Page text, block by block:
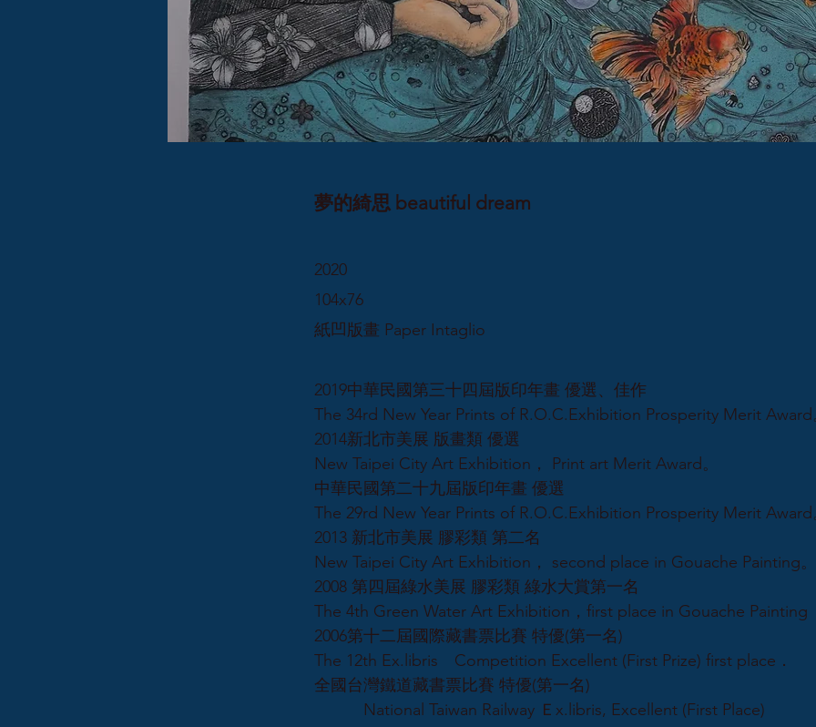
夢的綺思 beautiful dream
2020
104x76
紙凹版畫 Paper Intaglio
2019中華民國第三十四屆版印年畫 優選、佳作
The 34rd New Year Prints of R.O.C.Exhibition Prosperity Merit Award
2014新北市美展 版畫類 優選
New Taipei City Art Exhibition， Print art Merit Award。
中華民國第二十九屆版印年畫 優選
The 29rd New Year Prints of R.O.C.Exhibition Prosperity Merit Award
2013 新北市美展 膠彩類 第二名
New Taipei City Art Exhibition， second place in Gouache Painting。
2008 第四屆綠水美展 膠彩類 綠水大賞第一名
The 4th Green Water Art Exhibition，first place in Gouache Painting
2006第十二屆國際藏書票比賽 特優(第一名)
The 12th Ex.libris Competition Excellent (First Prize) first place．
全國台灣鐵道藏書票比賽 特優(第一名)
National Taiwan Railway Ｅx.libris, Excellent (First Place)